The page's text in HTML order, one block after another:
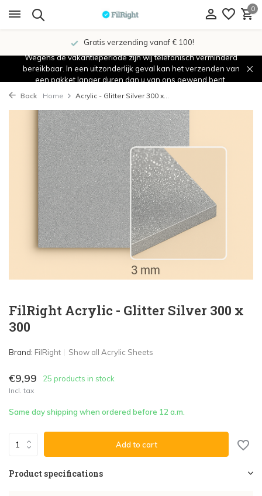
0
Gratis verzending vanaf € 100!
Wegens de vakantieperiode zijn wij telefonisch verminderd
bereikbaar. In een uitzonderlijk geval kan het verzenden van
een pakket langer duren dan u van ons gewend bent.
Back Home Acrylic - Glitter Silver 300 x...
FilRight Acrylic - Glitter Silver 300 x
300
Brand: FilRight Show all Acrylic Sheets
€9,99 25 products in stock
Incl. tax
Same day shipping when ordered before 12 a.m.
Add to cart
Product specifications